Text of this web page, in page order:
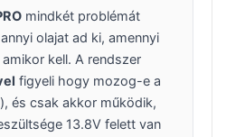
mindkét problémát
olajat ad ki, amennyi
kell. A rendszer
figyeli hogy mozog-e a
és csak akkor működik,
13.8V felett van